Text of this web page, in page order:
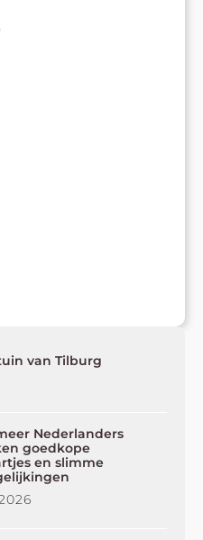
van Tilburg
Nederlanders
goedkope
en slimme